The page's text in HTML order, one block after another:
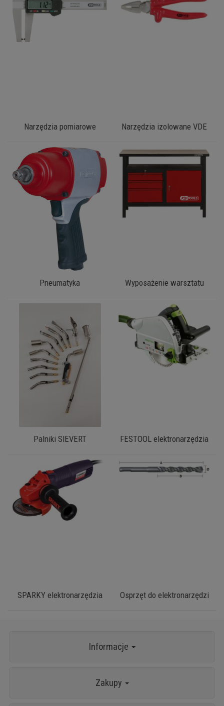
Narzędzia pomiarowe Narzędzia izolowane VDE
Pneumatyka Wyposażenie warsztatu
Palniki SIEVERT FESTOOL elektronarzędzia
SPARKY elektronarzędzia Osprzęt do elektronarzędzi
Informacje
Zakupy